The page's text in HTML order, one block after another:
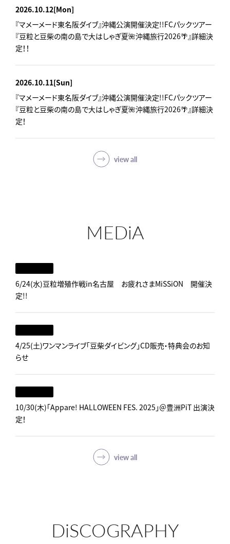
view all
2026.10.12[Mon]
『マメーメード東名阪ダイブ』沖縄公演開催決定!!FCパックツアー
『豆粒と豆柴の南の島で大はしゃぎ夏🌺沖縄旅行2026🌴』詳細決
定！！
2026.10.11[Sun]
『マメーメード東名阪ダイブ』沖縄公演開催決定!!FCパックツアー
『豆粒と豆柴の南の島で大はしゃぎ夏🌺沖縄旅行2026🌴』詳細決
定！
MEDiA
view all
6/24(水)豆粒増殖作戦in名古屋 お疲れさまMiSSiON 開催決
定!!
4/25(土)ワンマンライブ「豆柴ダイビング」CD販売・特典会のお知
らせ
10/30(木)「Appare! HALLOWEEN FES. 2025」＠豊洲PiT 出演決
定！
DiSCOGRAPHY